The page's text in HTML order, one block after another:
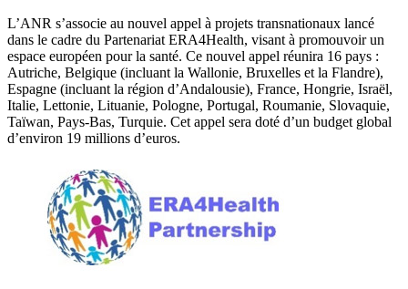
L’ANR s’associe au nouvel appel à projets transnationaux lancé
dans le cadre du Partenariat ERA4Health, visant à promouvoir un
espace européen pour la santé. Ce nouvel appel réunira 16 pays :
Autriche, Belgique (incluant la Wallonie, Bruxelles et la Flandre),
Espagne (incluant la région d’Andalousie), France, Hongrie, Israël,
Italie, Lettonie, Lituanie, Pologne, Portugal, Roumanie, Slovaquie,
Taïwan, Pays-Bas, Turquie. Cet appel sera doté d’un budget global
d’environ 19 millions d’euros.